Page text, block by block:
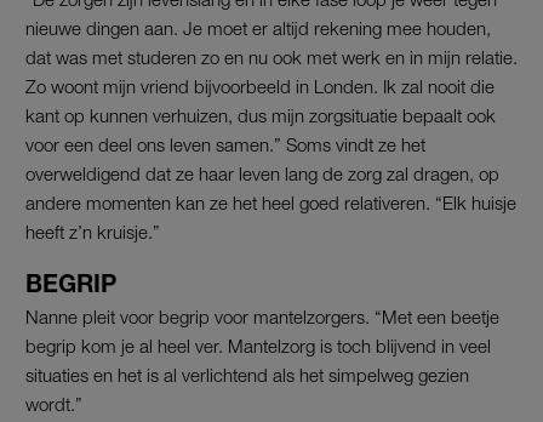
nieuwe dingen aan. Je moet er altijd rekening mee houden,
dat was met studeren zo en nu ook met werk en in mijn relatie.
Zo woont mijn vriend bijvoorbeeld in Londen. Ik zal nooit die
kant op kunnen verhuizen, dus mijn zorgsituatie bepaalt ook
voor een deel ons leven samen.” Soms vindt ze het
overweldigend dat ze haar leven lang de zorg zal dragen, op
andere momenten kan ze het heel goed relativeren. “Elk huisje
heeft z’n kruisje.”
BEGRIP
Nanne pleit voor begrip voor mantelzorgers. “Met een beetje
begrip kom je al heel ver. Mantelzorg is toch blijvend in veel
situaties en het is al verlichtend als het simpelweg gezien
wordt.”